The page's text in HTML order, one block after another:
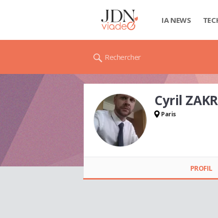
IA NEWS
Rechercher
Cyril
Paris
PROFIL